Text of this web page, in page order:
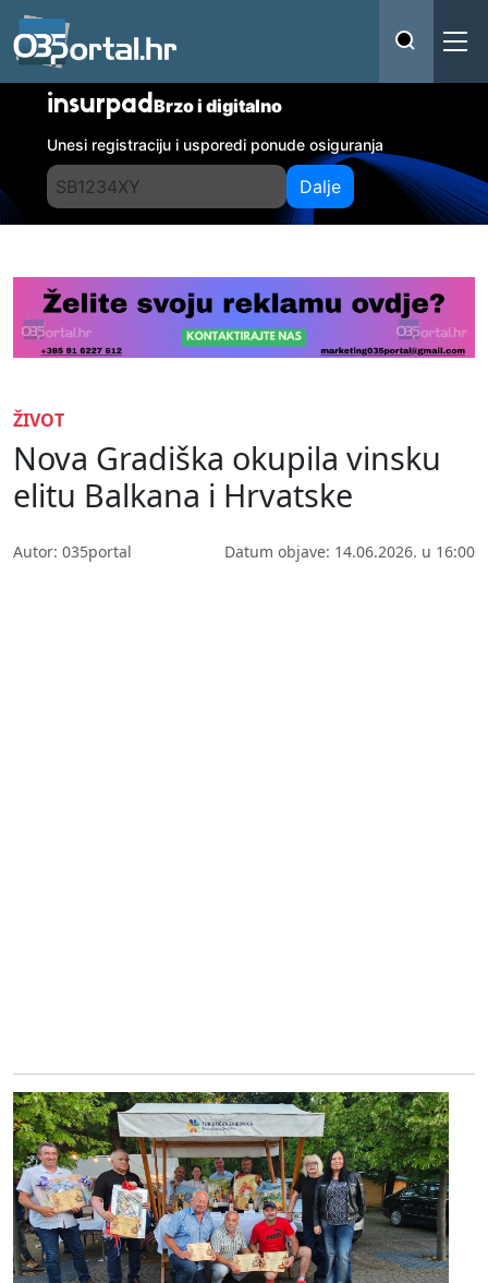
insurpadBrzo i digitalno
Unesi registraciju i usporedi ponude osiguranja
Dalje
ŽIVOT
Nova Gradiška okupila vinsku
elitu Balkana i Hrvatske
Autor: 035portal Datum objave: 14.06.2026. u 16:00